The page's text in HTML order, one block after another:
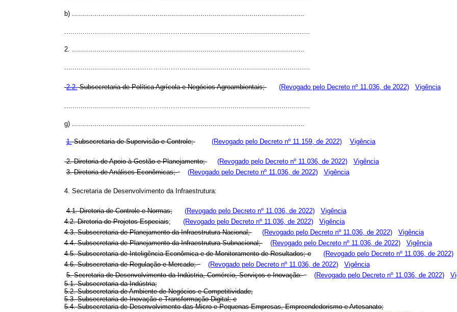
b) ..................................................................................................................
.....................................………………................................................................
2. ..................................................................................................................
.....................................………………................................................................
2.2.Subsecretaria de Política Agrícola e Negócios Agroambientais; (Revogado pelo Decreto nº 11.036, de 2022) Vigência
.....................................………………................................................................
g) ..................................................................................................................
1.Subsecretaria de Supervisão e Controle; (Revogado pelo Decreto nº 11.159, de 2022) Vigência
2. Diretoria de Apoio à Gestão e Planejamento; (Revogado pelo Decreto nº 11.036, de 2022)
Vigência
3. Diretoria de Análises Econômicas;
(Revogado pelo Decreto nº 11.036, de 2022) Vigência
4. Secretaria de Desenvolvimento da Infraestrutura:
4.1. Diretoria de Controle e Normas; (Revogado pelo Decreto nº 11.036, de 2022)
Vigência
4.2. Diretoria de Projetos Especiais; (Revogado pelo Decreto nº 11.036, de 2022)
Vigência
4.3. Subsecretaria de Planejamento da Infraestrutura Nacional;
(Revogado pelo Decreto nº 11.036, de 2022)
Vigência
4.4. Subsecretaria de Planejamento da Infraestrutura Subnacional;
(Revogado pelo Decreto nº 11.036, de 2022)
Vigência
4.5. Subsecretaria de Inteligência Econômica e de Monitoramento de Resultados; e
(Revogado pelo Decreto nº 11.036, de 2022)
4.6. Subsecretaria de Regulação e Mercado;
(Revogado pelo Decreto nº 11.036, de 2022)
Vigência
5. Secretaria de Desenvolvimento da Indústria, Comércio, Serviços e Inovação:
(Revogado pelo Decreto nº 11.036, de 2022)
5.1. Subsecretaria da Indústria;
5.2. Subsecretaria de Ambiente de Negócios e Competitividade;
5.3. Subsecretaria de Inovação e Transformação Digital; e
5.4. Subsecretaria de Desenvolvimento das Micro e Pequenas Empresas, Empreendedorismo e Artesanato;